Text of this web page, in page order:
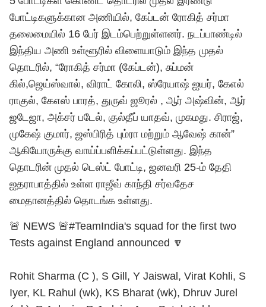
போட்டிகளுக்கான அணியில், கேப்டன் ரோகித் சர்மா
தலைமையில் 16 பேர் இடம்பெற்றுள்ளனர். நடப்பாண்டில்
இந்திய அணி உள்ளூரில் விளையாடும் இந்த முதல்
தொடரில், “ரோகித் சர்மா (கேப்டன்), சுப்மன்
கில்,ஜெய்ஸ்வால், விராட் கோலி, ஸ்ரேயாஷ் ஐயர், கேஎல்
ராகுல், கேஎஸ் பாரத், துருவ் ஜூரல் , ஆர் அஷ்வின், ஆர்
ஜடேஜா, அக்சர் படேல், குல்தீப் யாதவ், முகமது. சிராஜ்,
முகேஷ் குமார், ஜஸ்பிரித் பும்ரா மற்றும் ஆவேஷ் கான்”
ஆகியோருக்கு வாய்ப்பளிக்கப்பட்டுள்ளது. இந்த
தொடரின் முதல் டெஸ்ட் போட்டி, ஜனவரி 25-ம் தேதி
ஐதராபாத்தில் உள்ள ராஜீவ் காந்தி சர்வதேச
மைதானத்தில் தொடங்க உள்ளது.
🚨 NEWS 🚨#TeamIndia's squad for the first two
Tests against England announced 🔽
Rohit Sharma (C ), S Gill, Y Jaiswal, Virat Kohli, S
Iyer, KL Rahul (wk), KS Bharat (wk), Dhruv Jurel